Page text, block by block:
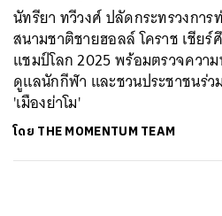
นัทรียา ทวีวงศ์ ปลัดกระทรวงกา
สนามชาติชายฮอลล์ โคราช เชีย
แชมป์โลก 2025 พร้อมตรวจควา
ดูแลนักกีฬา และชวนประชาชนร่ว
'เมืองย่าโม'
โดย THE MOMENTUM TEAM